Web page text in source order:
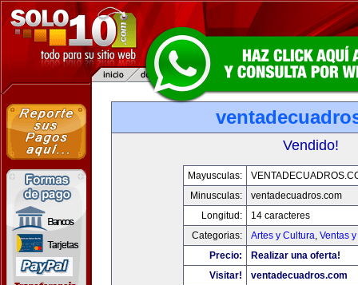
Vendido!
Mayusculas:
Minusculas:
ventadecuadros.com
Longitud:
14 caracteres
Categorias:
Artes y Cultura, Ventas
Precio:
Realizar una oferta!
Visitar!
ventadecuadros.com